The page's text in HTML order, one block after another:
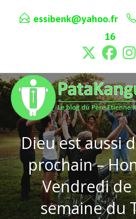
essibenk@yahoo.fr
16
Dieu est aussi
prochain –
Vendredi de
semaine du